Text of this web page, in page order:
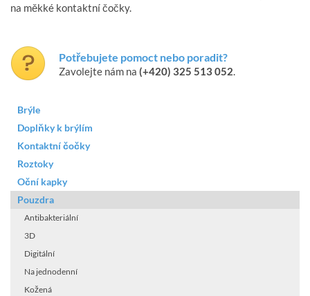
na měkké kontaktní čočky.
Potřebujete pomoct nebo poradit?
Zavolejte nám na (+420) 325 513 052.
Brýle
Doplňky k brýlím
Kontaktní čočky
Roztoky
Oční kapky
Pouzdra
Antibakteriální
3D
Digitální
Na jednodenní
Kožená